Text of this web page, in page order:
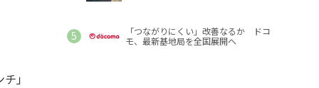
」
「つながりにくい」改善なるか ドコ
モ、最新基地局を全国展開へ